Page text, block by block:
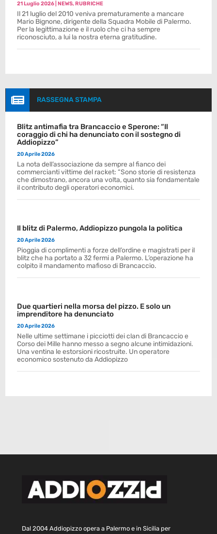
21 Luglio 2026 |NEWS,RUBRICHE
Il 21 luglio del 2010 veniva prematuramente a mancare
Mario Bignone, dirigente della Squadra Mobile di Palermo.
Per la legittimazione e il ruolo che ci ha sempre
riconosciuto, a lui la nostra eterna gratitudine.
 RASSEGNA STAMPA
Blitz antimafia tra Brancaccio e Sperone: “Il
coraggio di chi ha denunciato con il sostegno di
Addiopizzo”
20 Aprile 2026
La nota dell’associazione da sempre al fianco dei
commercianti vittime del racket: “Sono storie di resistenza
che dimostrano, ancora una volta, quanto sia fondamentale
il contributo degli operatori economici.
Il blitz di Palermo, Addiopizzo pungola la politica
20 Aprile 2026
Pioggia di complimenti a forze dell’ordine e magistrati per il
blitz che ha portato a 32 fermi a Palermo. L’operazione ha
colpito il mandamento mafioso di Brancaccio.
Due quartieri nella morsa del pizzo. E solo un
imprenditore ha denunciato
20 Aprile 2026
Nelle ultime settimane i picciotti dei clan di Brancaccio e
Corso dei Mille hanno messo a segno alcune intimidazioni.
Una ventina le estorsioni ricostruite. Un operatore
economico sostenuto da Addiopizzo
Dal 2004 Addiopizzo opera a Palermo e in Sicilia per